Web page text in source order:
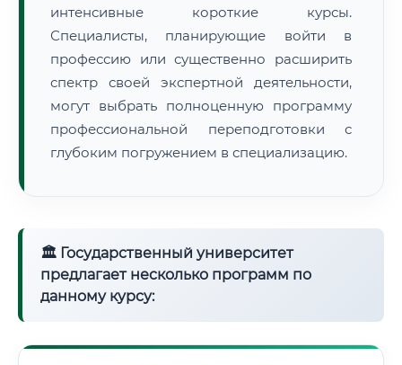
интенсивные короткие курсы.
Специалисты, планирующие войти в
профессию или существенно расширить
спектр своей экспертной деятельности,
могут выбрать полноценную программу
профессиональной переподготовки с
глубоким погружением в специализацию.
🏛 Государственный университет
предлагает несколько программ по
данному курсу: